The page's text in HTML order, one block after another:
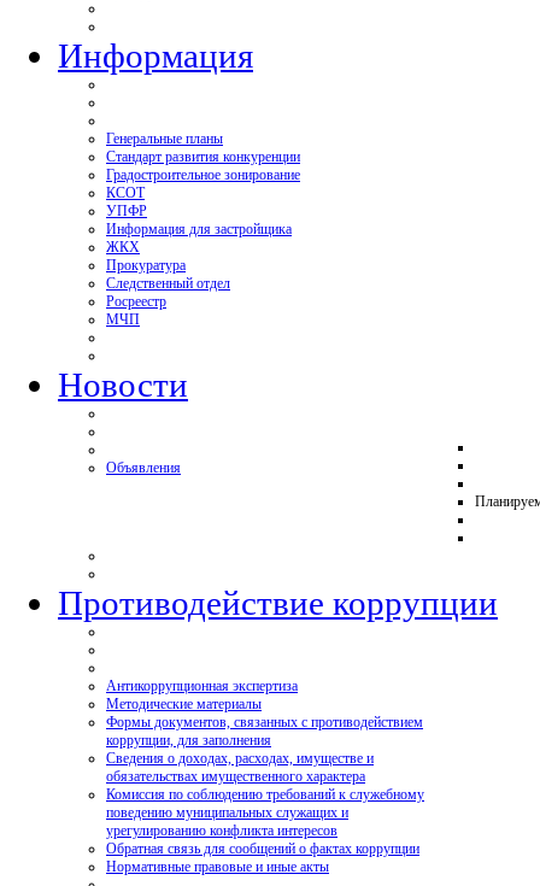
Информация
Генеральные планы
Стандарт развития конкуренции
Градостроительное зонирование
КСОТ
УПФР
Информация для застройщика
ЖКХ
Прокуратура
Следственный отдел
Росреестр
МЧП
Новости
Объявления
Противодействие коррупции
Антикоррупционная экспертиза
Методические материалы
Формы документов, связанных с противодействием
коррупции, для заполнения
Сведения о доходах, расходах, имуществе и
обязательствах имущественного характера
Комиссия по соблюдению требований к служебному
поведению муниципальных служащих и
урегулированию конфликта интересов
Обратная связь для сообщений о фактах коррупции
Нормативные правовые и иные акты